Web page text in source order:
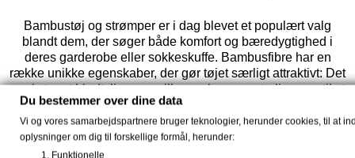
Bambustøj og strømper er i dag blevet et populært valg
blandt dem, der søger både komfort og bæredygtighed i
deres garderobe eller sokkeskuffe. Bambusfibre har en
række unikke egenskaber, der gør tøjet særligt attraktivt: Det
er ekstremt blødt, ligesom silke, og har en naturlig evne til at
regulere temperaturen, hvilket holder kroppen eller fødderne
kølige i varme temperaturer, og varm under køligere forhold.
Bambustøjet og sokkerne findes i mange forskellige designs
og stilarter, fra afslappede toppe og kjoler til nattøj og
Du bestemmer over dine data
Vi og vores samarbejdspartnere bruger teknologier, herunder cookies, til at
oplysninger om dig til forskellige formål, herunder:
Funktionelle